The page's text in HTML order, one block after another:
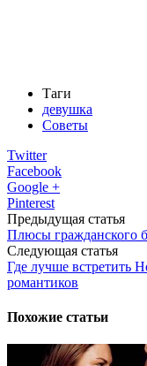
Таги
девушка
Советы
Twitter
Facebook
Google +
Pinterest
Предыдущая статья
Плюсы гражданского
Следующая статья
Где лучше встретить
романтиков
Похожие статьи